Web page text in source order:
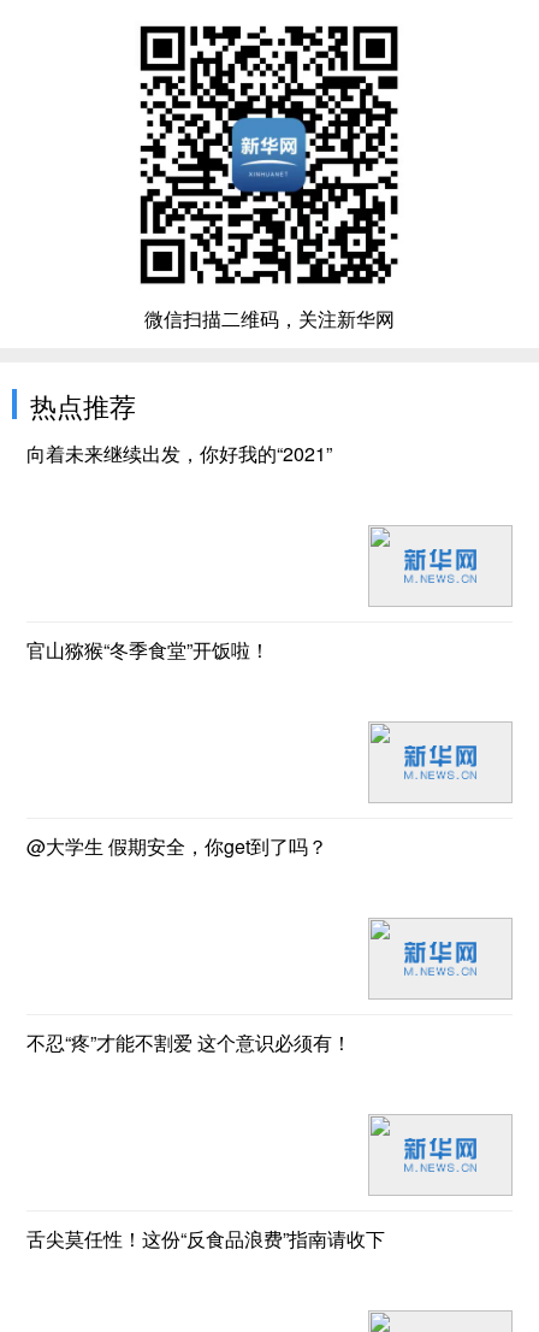
微信扫描二维码，关注新华网
热点推荐
向着未来继续出发，你好我的“2021”
官山猕猴“冬季食堂”开饭啦！
@大学生 假期安全，你get到了吗？
不忍“疼”才能不割爱 这个意识必须有！
舌尖莫任性！这份“反食品浪费”指南请收下